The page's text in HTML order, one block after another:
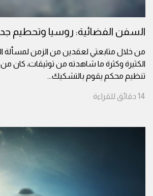
السفن الفضائية: روسيا وتحطيم
من خلال متابعتي لعقدين من الزمن لمسألة
الكثيرة وكثرة ما شاهدته من توثيقات، كان
تنظيم محكم يقوم بالتشكيك...
14 دقائق للقراءة